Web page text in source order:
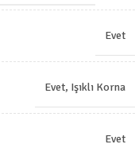
Evet
Evet, Işıklı Korna
Evet